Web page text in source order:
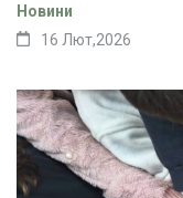
Новини
16 Лют,2026